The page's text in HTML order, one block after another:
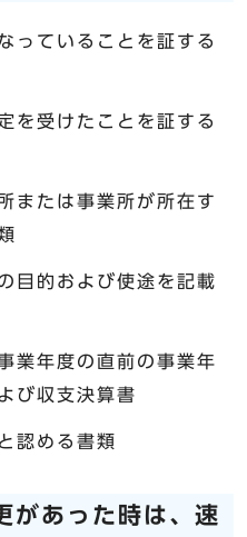
っていることを証する
を受けたことを証する
または事業所が所在す
目的および使途を記載
業年度の直前の事業年
び収支決算書
認める書類
があった時は、速